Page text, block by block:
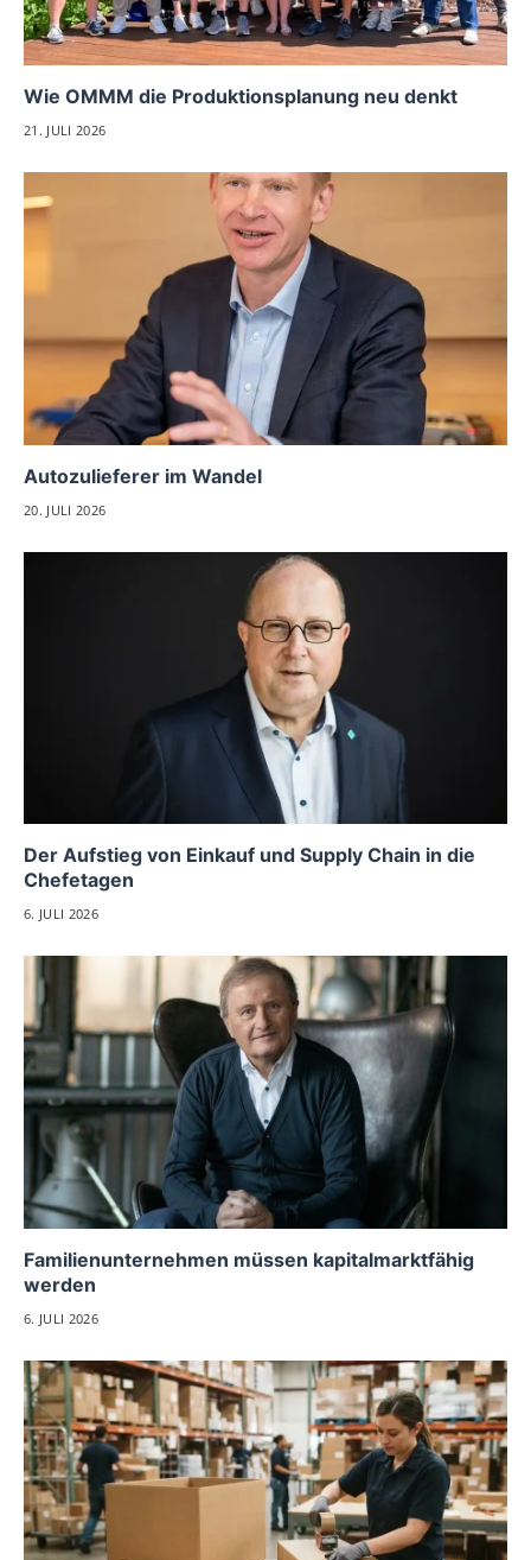
Wie OMMM die Produktionsplanung neu denkt
21. JULI 2026
Autozulieferer im Wandel
20. JULI 2026
Der Aufstieg von Einkauf und Supply Chain in die
Chefetagen
6. JULI 2026
Familienunternehmen müssen kapitalmarktfähig
werden
6. JULI 2026